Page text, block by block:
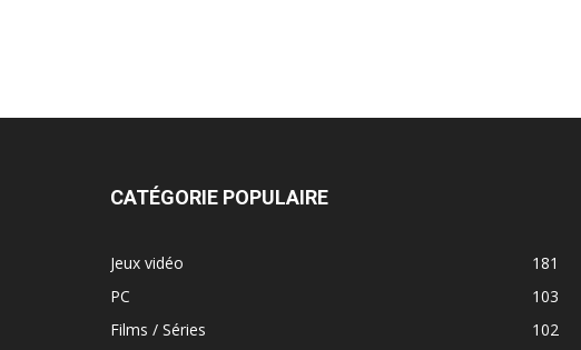
CATÉGORIE POPULAIRE
Jeux vidéo
181
PC
103
Films / Séries
102